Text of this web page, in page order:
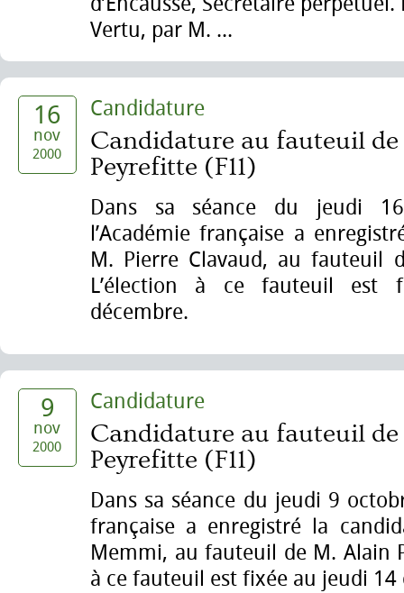
Vertu, par M. ...
16
nov
2000
Candidature
Candidature au fauteuil
Peyrefitte (F11)
Dans sa séance du jeudi
l’Académie française a
M. Pierre Clavaud, au fauteuil
L’élection à ce fauteuil est
décembre.
9
nov
2000
Candidature
Candidature au fauteuil
Peyrefitte (F11)
Dans sa séance du jeudi 9
française a enregistré la
Memmi, au fauteuil de M. Alain
à ce fauteuil est fixée au jeudi 14